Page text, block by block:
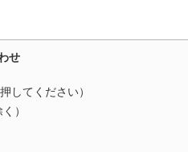
せ
してください）
）